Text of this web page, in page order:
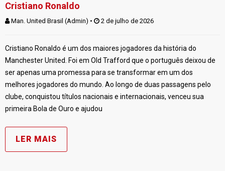
Cristiano Ronaldo
Man. United Brasil (Admin) • 2 de julho de 2026
Cristiano Ronaldo é um dos maiores jogadores da história do
Manchester United. Foi em Old Trafford que o português deixou de
ser apenas uma promessa para se transformar em um dos
melhores jogadores do mundo. Ao longo de duas passagens pelo
clube, conquistou títulos nacionais e internacionais, venceu sua
primeira Bola de Ouro e ajudou
LER MAIS